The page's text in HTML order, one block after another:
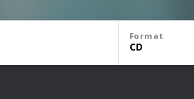
Format
CD